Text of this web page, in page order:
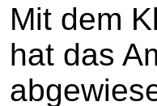
Mit dem
hat das